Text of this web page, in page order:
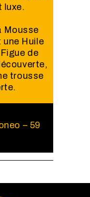
luxe.
Mousse
Huile
de
trousse
– 59